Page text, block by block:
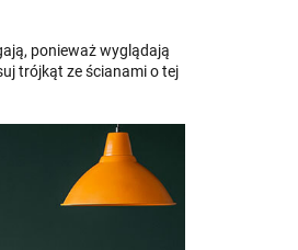
ponieważ wyglądają
trójkąt ze ścianami o tej